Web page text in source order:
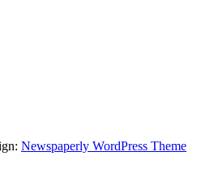
Newspaperly WordPress Theme